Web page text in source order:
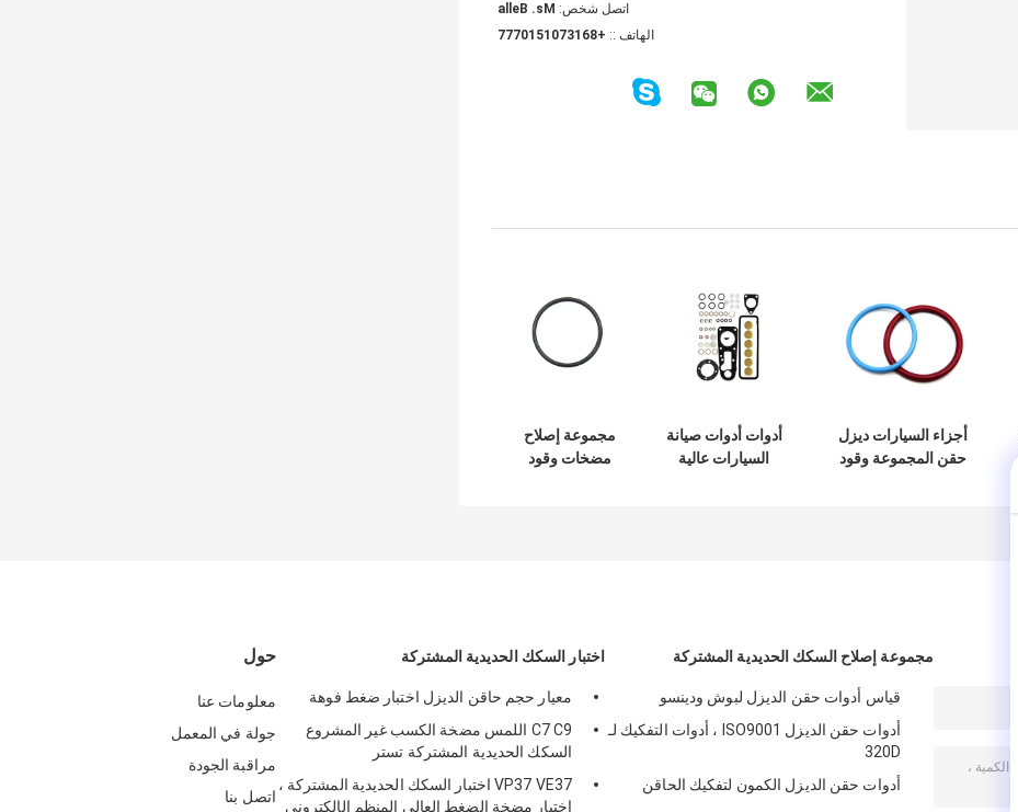
اتصل شخص: Ms. Bella
الهاتف :: +8613701510777
أجزاء السيارات ديزل
حقن المجموعة وقود
أدوات أدوات صيانة
السيارات عالية
مجموعة إصلاح
مضخات وقود
حول
معلومات عنا
جولة في المعمل
مراقبة الجودة
اتصل بنا
اختبار السكك الحديدية المشتركة
معيار حجم حاقن الديزل اختبار ضغط فوهة
C7 C9 اللمس مضخة الكسب غير المشروع
السكك الحديدية المشتركة تستر
VP37 VE37 اختبار السكك الحديدية المشتركة ،
اختبار مضخة الضغط العالي المنظم الإلكتروني
مجموعة إصلاح السكك الحديدية المشتركة
قياس أدوات حقن الديزل لبوش ودينسو
أدوات حقن الديزل ISO9001 ، أدوات التفكيك لـ
320D
أدوات حقن الديزل الكمون لتفكيك الحاقن